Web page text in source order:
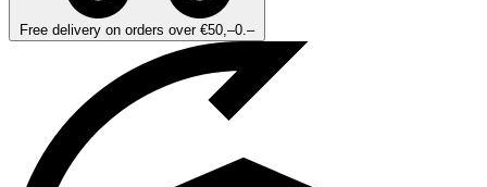
Free delivery on orders over €50,–0.–